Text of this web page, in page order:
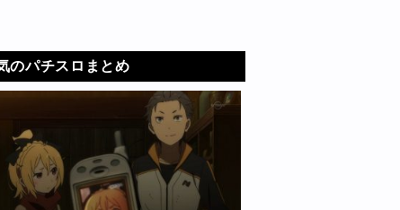
のパチスロまとめ